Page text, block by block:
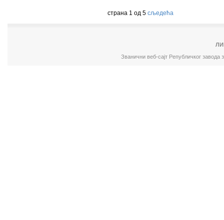
страна 1 од 5 сљедећа
Званични веб-сајт Републичког